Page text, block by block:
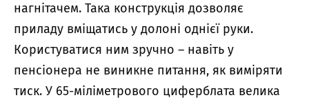
нагнітачем. Така конструкція дозволяє
приладу вміщатись у долоні однієї руки.
Користуватися ним зручно – навіть у
пенсіонера не виникне питання, як виміряти
тиск. У 65-міліметрового циферблата велика